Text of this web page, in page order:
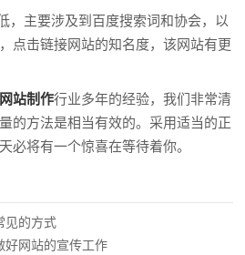
，主要涉及到百度搜索词和协会，以
点击链接网站的知名度，该网站有更
网站制作行业多年的经验，我们非常清
的方法是相当有效的。采用适当的正
必将有一个惊喜在等待着你。
见的方式
好网站的宣传工作